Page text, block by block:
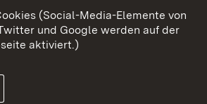
(Social-Media-Elemente von
und Google werden auf der
aktiviert.)